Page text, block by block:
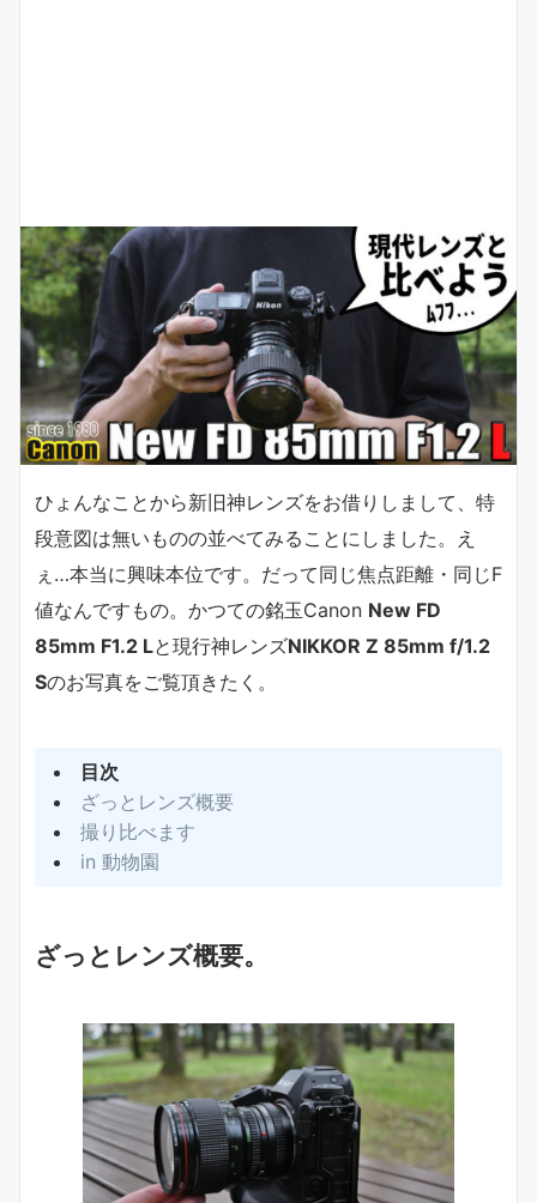
ひょんなことから新旧神レンズをお借りしまして、特
段意図は無いものの並べてみることにしました。え
ぇ…本当に興味本位です。だって同じ焦点距離・同じF
値なんですもの。かつての銘玉Canon New FD
85mm F1.2 Lと現行神レンズNIKKOR Z 85mm f/1.2
Sのお写真をご覧頂きたく。
目次
ざっとレンズ概要
撮り比べます
in 動物園
ざっとレンズ概要。